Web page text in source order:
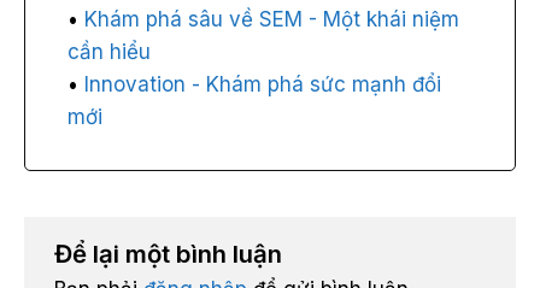
Khám phá sâu về SEM - Một khái niệm
cần hiểu
Innovation - Khám phá sức mạnh đổi
mới
Để lại một bình luận